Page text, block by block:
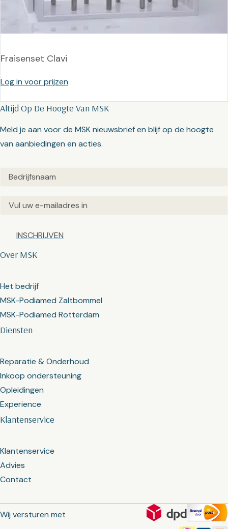
Fraisenset Clavi
Log in voor prijzen
Klantenservice
Klantenservice
Advies
Contact
Diensten
Reparatie & Onderhoud
Inkoop ondersteuning
Opleidingen
Experience
Over MSK
Het bedrijf
MSK-Podiamed Zaltbommel
MSK-Podiamed Rotterdam
Altijd Op De Hoogte Van MSK
Meld je aan voor de MSK nieuwsbrief en blijf op de hoogte
van aanbiedingen en acties.
Untitled(Vereist)
Email(Vereist)
Captcha
Wij versturen met